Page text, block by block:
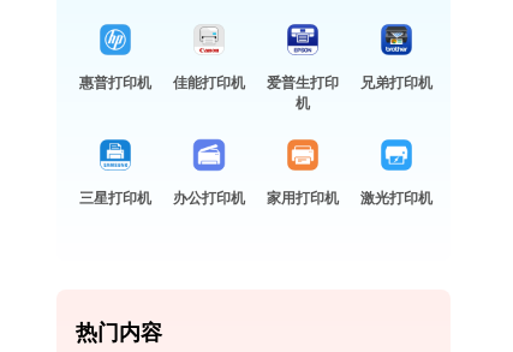
惠普打印机 佳能打印机
爱普生打印
机
兄弟打印机
三星打印机 办公打印机 家用打印机 激光打印机
热门内容